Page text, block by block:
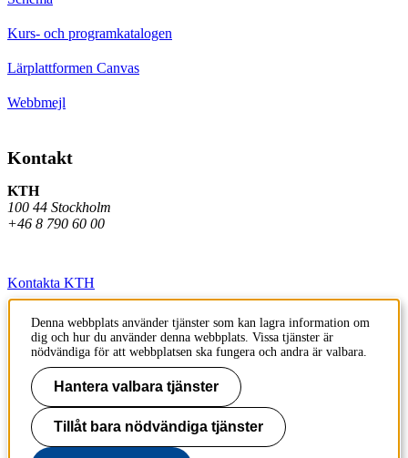
Kurs- och programkatalogen
Lärplattformen Canvas
Webbmejl
Kontakt
KTH
100 44 Stockholm
+46 8 790 60 00
Kontakta KTH
Jobba på KTH
Press och media
Faktura och betalning KTH
Om KTH:s webbplatser
Denna webbplats använder tjänster som kan lagra information om
dig och hur du använder denna webbplats. Vissa tjänster är
nödvändiga för att webbplatsen ska fungera och andra är valbara.
Hantera valbara tjänster
Tillåt bara nödvändiga tjänster